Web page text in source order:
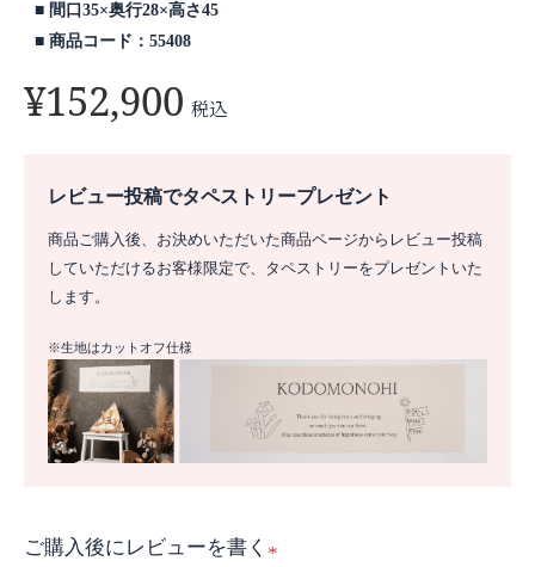
間口35×奥行28×高さ45
商品コード：55408
¥152,900 税込
レビュー投稿でタペストリープレゼント
商品ご購入後、お決めいただいた商品ページからレビュー投稿
していただけるお客様限定で、タペストリーをプレゼントいた
します。
※生地はカットオフ仕様
ご購入後にレビューを書く